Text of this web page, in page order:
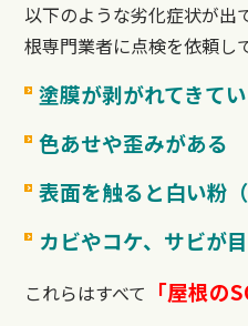
以下のような劣化症状が出
根専門業者に点検を依頼し
塗膜が剥がれてきて
色あせや歪みがある
表面を触ると白い粉
カビやコケ、サビが
これらはすべて 「屋根の